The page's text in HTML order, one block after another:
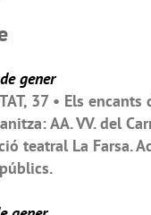
gener
37 • Els
AA. VV. del
teatral La Farsa.